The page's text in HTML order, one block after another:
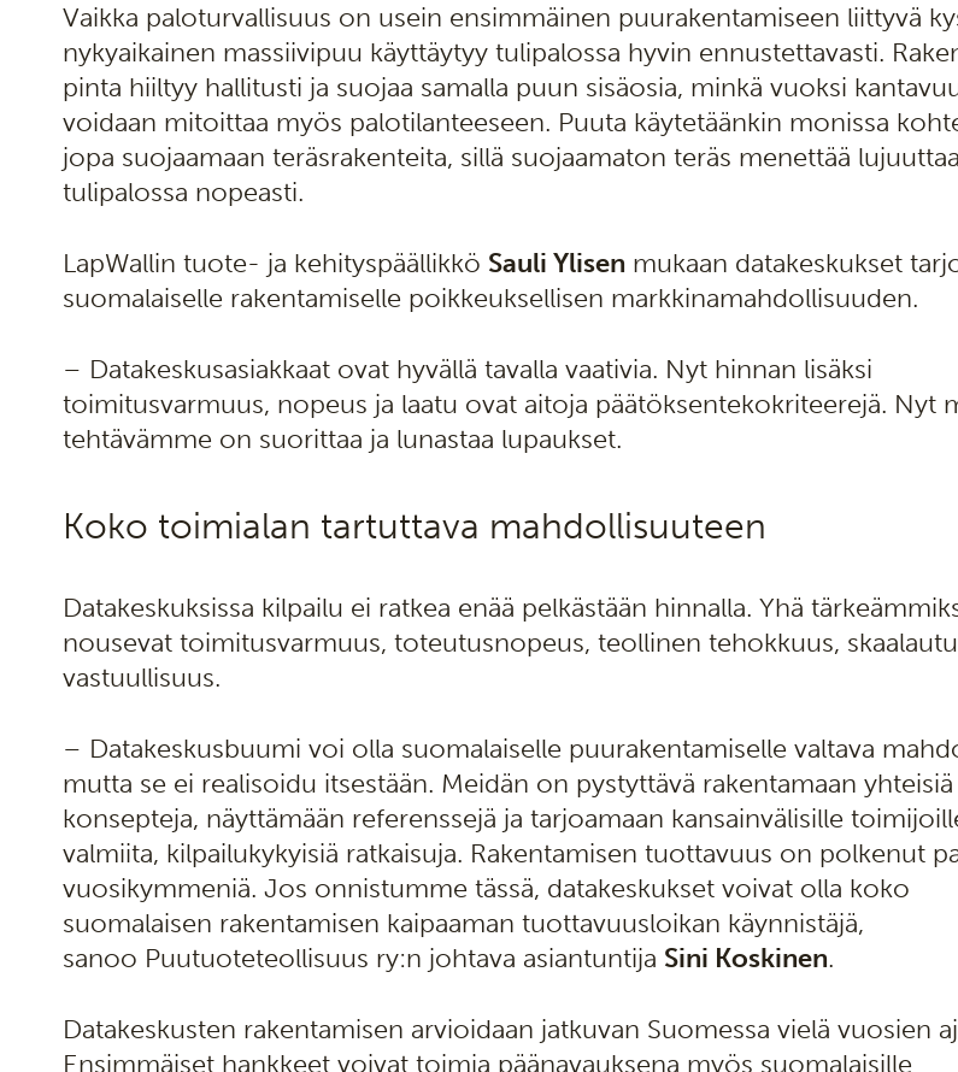
Vaikka paloturvallisuus on usein ensimmäinen puurakentamiseen liittyvä
nykyaikainen massiivipuu käyttäytyy tulipalossa hyvin ennustettavasti.
pinta hiiltyy hallitusti ja suojaa samalla puun sisäosia, minkä vuoksi
voidaan mitoittaa myös palotilanteeseen. Puuta käytetäänkin monissa
jopa suojaamaan teräsrakenteita, sillä suojaamaton teräs menettää
tulipalossa nopeasti.
LapWallin tuote- ja kehityspäällikkö Sauli Ylisen mukaan datakeskukset
suomalaiselle rakentamiselle poikkeuksellisen markkinamahdollisuuden.
– Datakeskusasiakkaat ovat hyvällä tavalla vaativia. Nyt hinnan lisäksi
toimitusvarmuus, nopeus ja laatu ovat aitoja päätöksentekokriteerejä. Nyt
tehtävämme on suorittaa ja lunastaa lupaukset.
Koko toimialan tartuttava mahdollisuuteen
Datakeskuksissa kilpailu ei ratkea enää pelkästään hinnalla. Yhä
nousevat toimitusvarmuus, toteutusnopeus, teollinen tehokkuus,
vastuullisuus.
– Datakeskusbuumi voi olla suomalaiselle puurakentamiselle valtava
mutta se ei realisoidu itsestään. Meidän on pystyttävä rakentamaan yhteisiä
konsepteja, näyttämään referenssejä ja tarjoamaan kansainvälisille
valmiita, kilpailukykyisiä ratkaisuja. Rakentamisen tuottavuus on polkenut
vuosikymmeniä. Jos onnistumme tässä, datakeskukset voivat olla koko
suomalaisen rakentamisen kaipaaman tuottavuusloikan käynnistäjä,
sanoo Puutuoteteollisuus ry:n johtava asiantuntija Sini Koskinen.
Datakeskusten rakentamisen arvioidaan jatkuvan Suomessa vielä vuosien
Ensimmäiset hankkeet voivat toimia päänavauksena myös suomalaisille